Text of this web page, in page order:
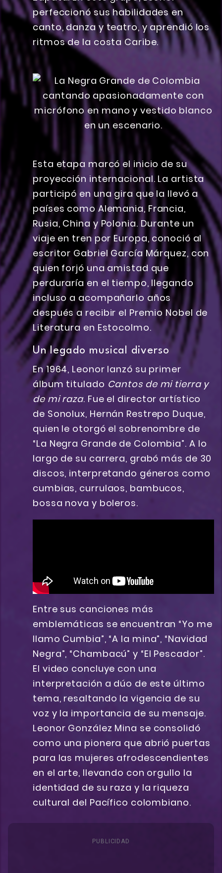
perfeccionó sus habilidades en
canto, danza y teatro, y aprendió los
ritmos de la costa Caribe.
Esta etapa marcó el inicio de su
proyección internacional. La artista
participó en una gira que la llevó a
países como Alemania, Francia,
Rusia, China y Polonia. Durante un
viaje en tren por Europa, conoció al
escritor Gabriel García Márquez, con
quien forjó una amistad que
perduraría en el tiempo, llegando
incluso a acompañarlo años
después a recibir el Premio Nobel de
Literatura en Estocolmo.
Un legado musical diverso
En 1964, Leonor lanzó su primer
álbum titulado Cantos de mi tierra y
de mi raza. Fue el director artístico
de Sonolux, Hernán Restrepo Duque,
quien le otorgó el sobrenombre de
“La Negra Grande de Colombia”. A lo
largo de su carrera, grabó más de 30
discos, interpretando géneros como
cumbias, currulaos, bambucos,
bossa nova y boleros.
Entre sus canciones más
emblemáticas se encuentran “Yo me
llamo Cumbia”, “A la mina”, “Navidad
Negra”, “Chambacú” y “El Pescador”.
El video concluye con una
interpretación a dúo de este último
tema, resaltando la vigencia de su
voz y la importancia de su mensaje.
Leonor González Mina se consolidó
como una pionera que abrió puertas
para las mujeres afrodescendientes
en el arte, llevando con orgullo la
identidad de su raza y la riqueza
cultural del Pacífico colombiano.
PUBLICIDAD